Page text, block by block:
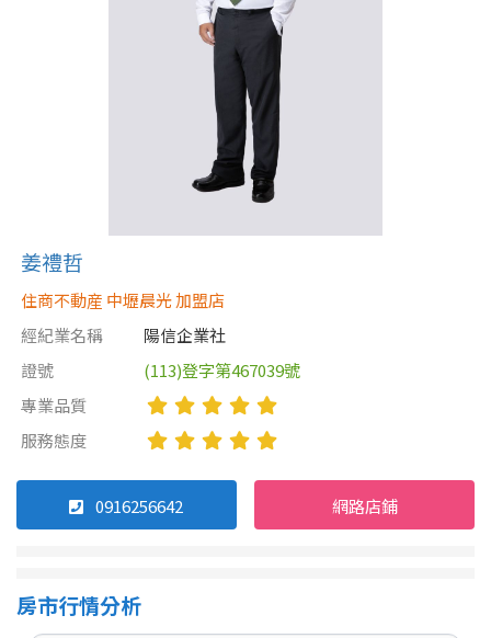
姜禮哲
住商不動産 中壢晨光 加盟店
經紀業名稱
陽信企業社
證號
(113)登字第467039號
專業品質
服務態度
0916256642 網路店鋪
房市行情分析